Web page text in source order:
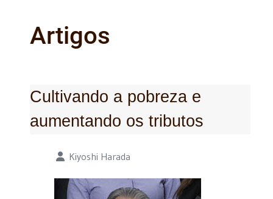
Artigos
Cultivando a pobreza e
aumentando os tributos
Detalhes Kiyoshi Harada